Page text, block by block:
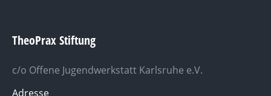
TheoPrax Stiftung
c/o Offene Jugendwerkstatt Karlsruhe e.V.
Adresse